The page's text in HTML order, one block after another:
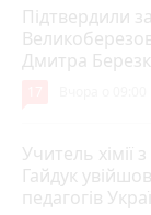
Підтвердили
Дмитра
Учитель хімії
Гайдук
педагогів